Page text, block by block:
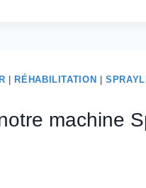
RÉHABILITATION |
machine